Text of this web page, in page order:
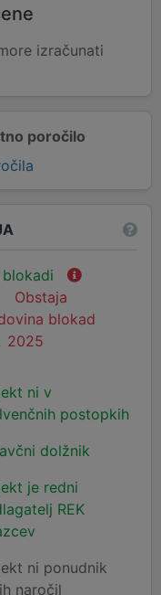
poročilo
izračunati
Obstaja
blokad
2025
ni v
postopkih
dolžnik
je redni
REK
ni ponudnik
naročil